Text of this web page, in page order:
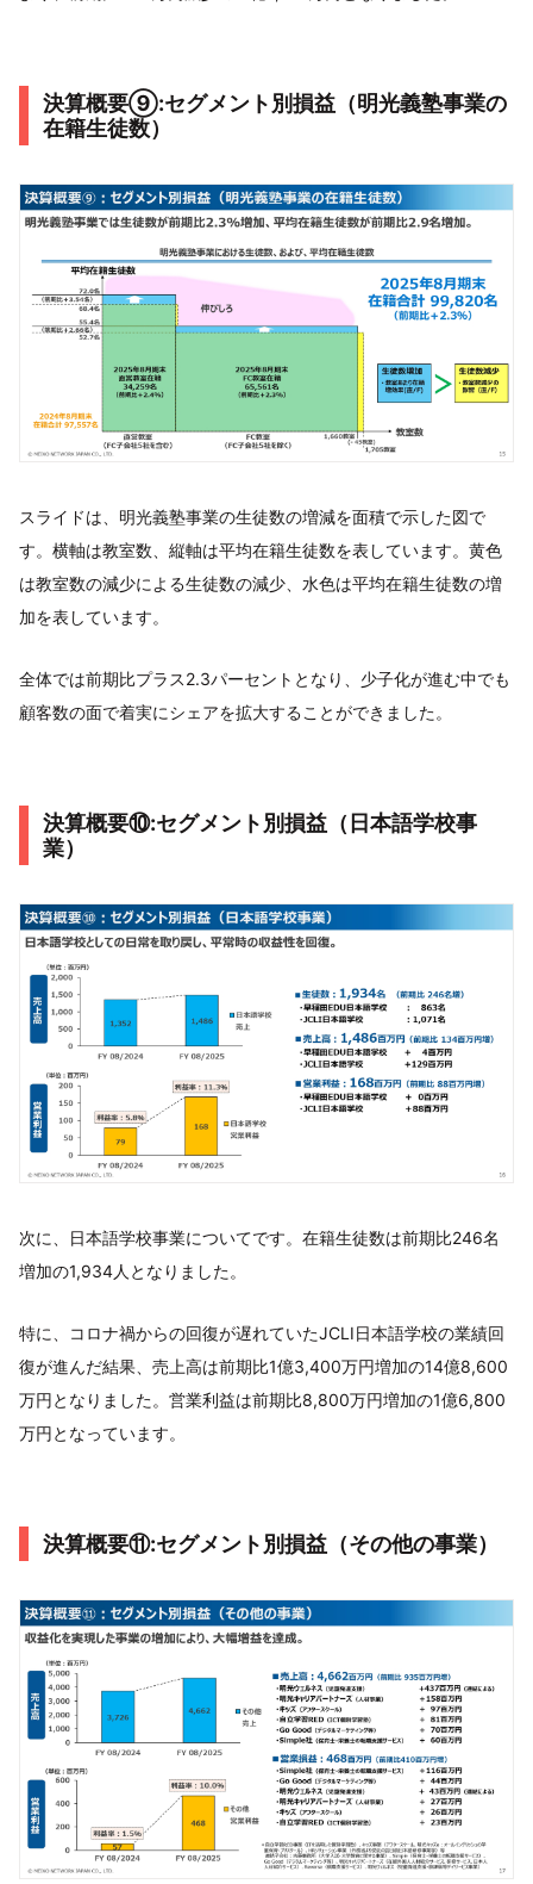
決算概要⑨:セグメント別損益（明光義塾事業の
在籍生徒数）
スライドは、明光義塾事業の生徒数の増減を面積で示した図で
す。横軸は教室数、縦軸は平均在籍生徒数を表しています。黄色
は教室数の減少による生徒数の減少、水色は平均在籍生徒数の増
加を表しています。
全体では前期比プラス2.3パーセントとなり、少子化が進む中でも
顧客数の面で着実にシェアを拡大することができました。
決算概要⑩:セグメント別損益（日本語学校事
業）
次に、日本語学校事業についてです。在籍生徒数は前期比246名
増加の1,934人となりました。
特に、コロナ禍からの回復が遅れていたJCLI日本語学校の業績回
復が進んだ結果、売上高は前期比1億3,400万円増加の14億8,600
万円となりました。営業利益は前期比8,800万円増加の1億6,800
万円となっています。
決算概要⑪:セグメント別損益（その他の事業）